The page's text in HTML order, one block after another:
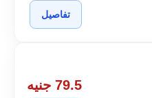
تفاصيل
79.5 جنيه